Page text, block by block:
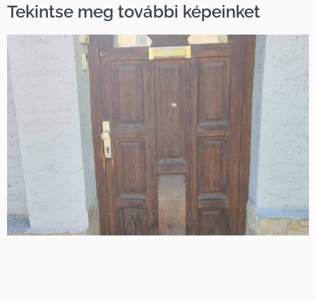
Tekintse meg további képeinket